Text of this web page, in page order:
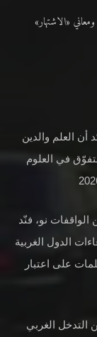
أن العلم والدين
في العلوم
وفتاة من الواقفات نو، فنّد
الدول الغربية
على اعتبار
التدخل الغربي